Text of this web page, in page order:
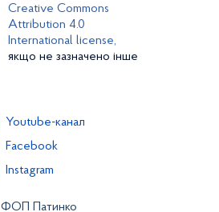
Creative Commons
Attribution 4.0
International license,
якщо не зазначено інше
Youtube-канал
Facebook
Instagram
ФОП Патинко